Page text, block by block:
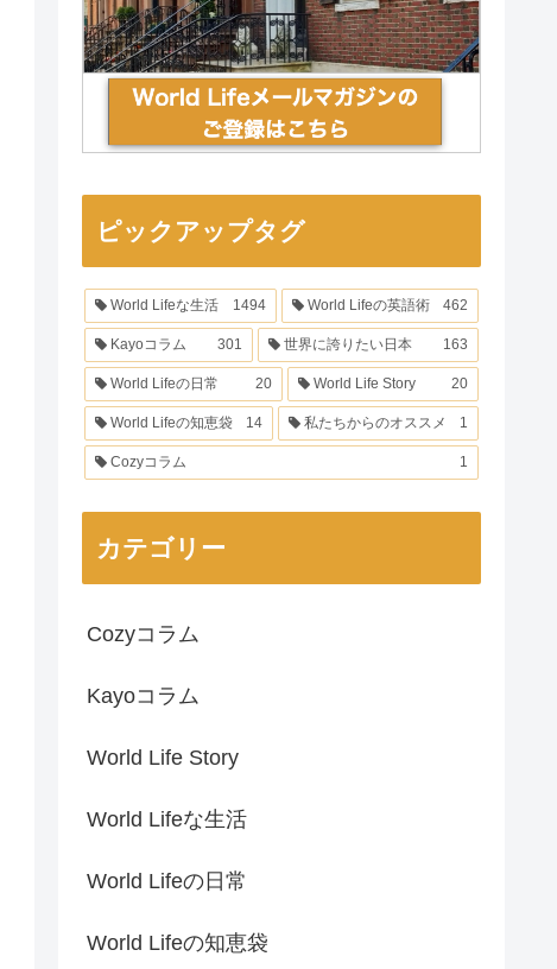
ピックアップタグ
World Lifeな生活 1494 World Lifeの英語術 462
Kayoコラム 301 世界に誇りたい日本 163
World Lifeの日常 20 World Life Story 20
World Lifeの知恵袋 14 私たちからのオススメ 1
Cozyコラム 1
カテゴリー
Cozyコラム
Kayoコラム
World Life Story
World Lifeな生活
World Lifeの日常
World Lifeの知恵袋